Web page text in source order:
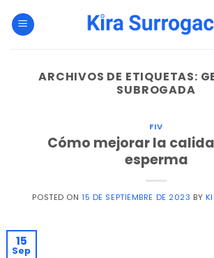
ARCHIVOS DE ETIQUETAS:
SUBROGADA
FIV
Cómo mejorar la
esperma
POSTED ON15 DE SEPTIEMBRE DE 2023 BY
15
Sep